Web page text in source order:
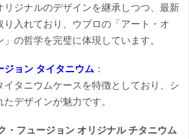
リジナルのデザインを継承しつつ、最新
り入れており、ウブロの「アート・オ
の哲学を完璧に体現しています。
ジョン タイタニウム ：
イタニウムケースを特徴としており、シ
デザインが魅力です。
・フュージョン オリジナル チタニウム